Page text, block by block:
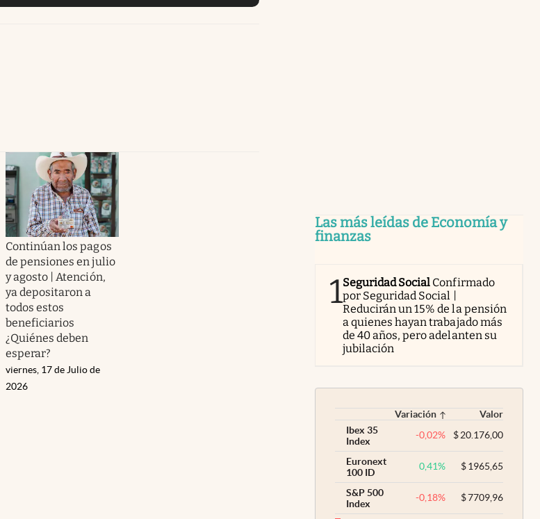
Continúan los pagos
de pensiones en julio
y agosto | Atención,
ya depositaron a
todos estos
beneficiarios
¿Quiénes deben
esperar?
viernes, 17 de Julio de
2026
Las más leídas de Economía y
finanzas
1Seguridad Social Confirmado
por Seguridad Social |
Reducirán un 15% de la pensión
a quienes hayan trabajado más
de 40 años, pero adelanten su
jubilación
Variación
Valor
Ibex 35
Index
-0,02% $20.176,00
Euronext
100 ID
0,41% $1965,65
S&P 500
Index
-0,18% $7709,96